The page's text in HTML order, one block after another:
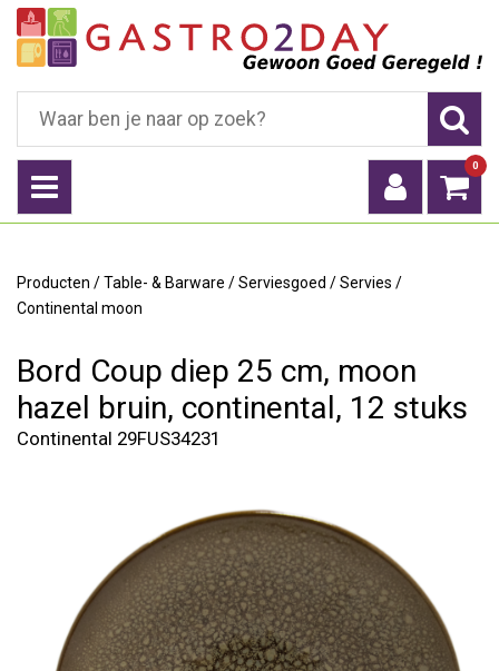
0
Producten /Table- & Barware /Serviesgoed /Servies /
Continental moon
Bord Coup diep 25 cm, moon
hazel bruin, continental, 12 stuks
Continental 29FUS34231